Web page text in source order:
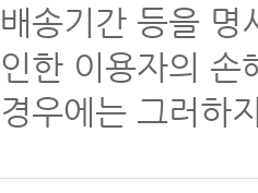
배송기간 등을 명
인한 이용자의 손
경우에는 그러하